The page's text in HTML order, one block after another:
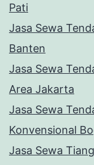
Pati
Jasa Sewa
Banten
Jasa Sewa
Area Jakarta
Jasa Sewa
Konvensional
Jasa Sewa